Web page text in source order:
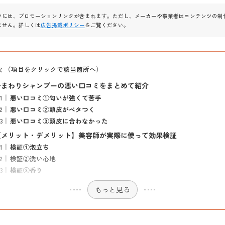
は、プロモーションリンクが含まれます。ただし、メーカーや事業者はコンテンツの制
ん。詳しくは広告掲載ポリシーをご覧ください。
（項目をクリックで該当箇所へ）
わりシャンプーの悪い口コミをまとめて紹介
悪い口コミ①匂いが強くて苦手
悪い口コミ②頭皮がベタつく
悪い口コミ③頭皮に合わなかった
リット・デメリット】美容師が実際に使って効果検証
検証①泡立ち
検証②洗い心地
検証③香り
もっと見る